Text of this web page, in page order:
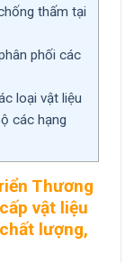
thấm tại
phối các
loại vật liệu
các hạng
Thương
vật liệu
lượng,